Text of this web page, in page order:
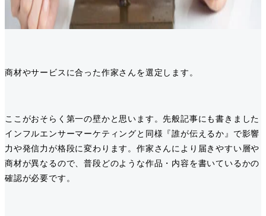
商材やサービスに合った作家さんを選定します。
ここがおそらく第一の壁かと思います。先般記事にも書きました
インフルエンサーマーケティングと同様『誰が伝えるか』で影響
力や発信力が格段に変わります。作家さんにより届きやすい層や
商材が異なるので、普段どのような作品・内容を書いているかの
確認が必要です。